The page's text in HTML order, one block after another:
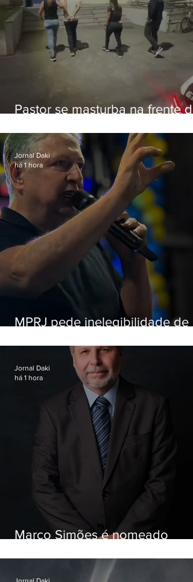
Pastor se masturba na frente de
MPRJ pede inelegibilidade de
Jornal Daki
há 1 hora
Marco Simões é nomeado
Jornal Daki
há 1 hora